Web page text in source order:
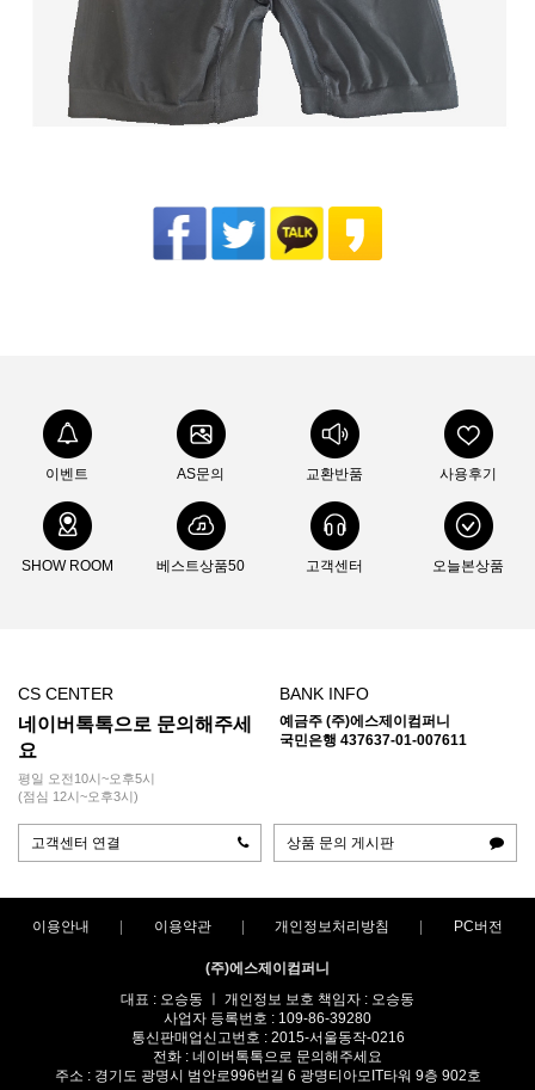
이벤트 AS문의 교환반품 사용후기
SHOW ROOM 베스트상품50 고객센터 오늘본상품
CS CENTER
네이버톡톡으로 문의해주세
요
평일 오전10시~오후5시
(점심 12시~오후3시)
BANK INFO
예금주 (주)에스제이컴퍼니
국민은행 437637-01-007611
고객센터 연결 상품 문의 게시판
이용안내 이용약관 개인정보처리방침 PC버전
(주)에스제이컴퍼니
대표 : 오승동 ㅣ 개인정보 보호 책임자 : 오승동
사업자 등록번호 : 109-86-39280
통신판매업신고번호 : 2015-서울동작-0216
전화 : 네이버톡톡으로 문의해주세요
주소 : 경기도 광명시 범안로996번길 6 광명티아모IT타워 9층 902호